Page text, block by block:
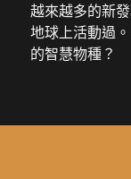
越來越多的新
地球上活動過
的智慧物種？